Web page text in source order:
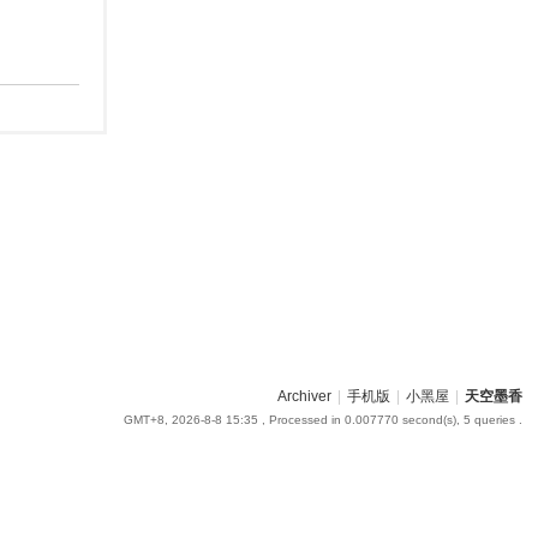
Archiver 手机版 小黑屋 天空墨香
GMT+8, 2026-8-8 15:35 , Processed in 0.007770 second(s), 5 queries .